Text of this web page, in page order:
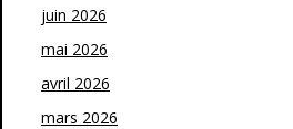
juin 2026
mai 2026
avril 2026
mars 2026